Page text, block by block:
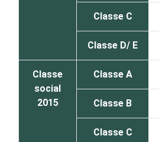
Classe C
Classe D/ E
Classe
social
2015
Classe A
Classe B
Classe C